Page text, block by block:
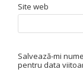
Site web
Salvează-mi
pentru data